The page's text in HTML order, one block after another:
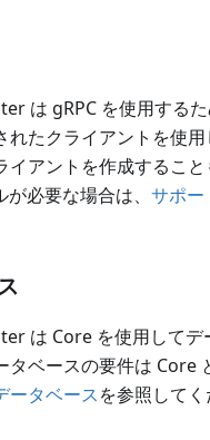
は gRPC を使用する
れたクライアントを使
アントを作成すること
必要な場合は、 サポー
は Core を使用してデ
タベースの要件は Core
ータベースを参照してく